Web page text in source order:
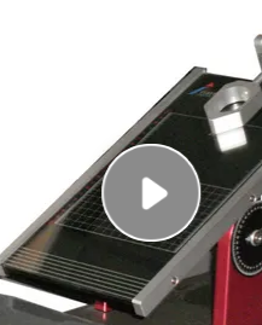
MAISON
PRODUITS
VIDÉOS